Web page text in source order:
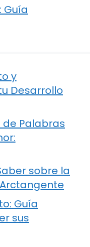
Guía
y
Desarrollo
de Palabras
sobre la
Guía
sus